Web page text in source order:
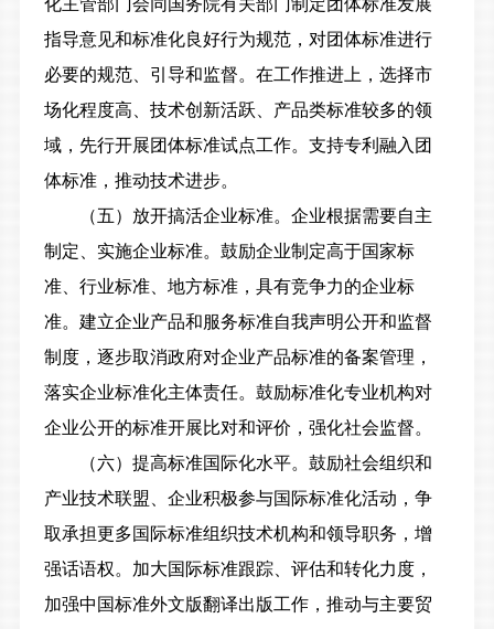
化主管部门会同国务院有关部门制定团体标准发展
指导意见和标准化良好行为规范，对团体标准进行
必要的规范、引导和监督。在工作推进上，选择市
场化程度高、技术创新活跃、产品类标准较多的领
域，先行开展团体标准试点工作。支持专利融入团
体标准，推动技术进步。
（五）放开搞活企业标准。企业根据需要自主
制定、实施企业标准。鼓励企业制定高于国家标
准、行业标准、地方标准，具有竞争力的企业标
准。建立企业产品和服务标准自我声明公开和监督
制度，逐步取消政府对企业产品标准的备案管理，
落实企业标准化主体责任。鼓励标准化专业机构对
企业公开的标准开展比对和评价，强化社会监督。
（六）提高标准国际化水平。鼓励社会组织和
产业技术联盟、企业积极参与国际标准化活动，争
取承担更多国际标准组织技术机构和领导职务，增
强话语权。加大国际标准跟踪、评估和转化力度，
加强中国标准外文版翻译出版工作，推动与主要贸